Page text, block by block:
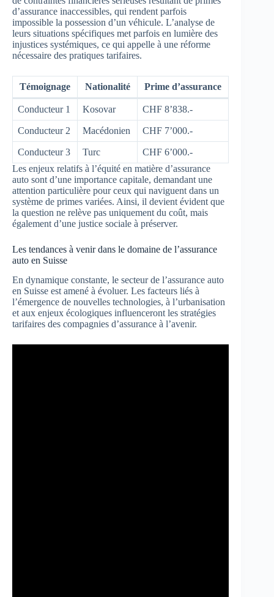
d’assurance inaccessibles, qui rendent parfois
impossible la possession d’un véhicule. L’analyse de
leurs situations spécifiques met parfois en lumière des
injustices systémiques, ce qui appelle à une réforme
nécessaire des pratiques tarifaires.
Témoignage Nationalité Prime d’assurance
Conducteur 1 Kosovar CHF 8’838.-
Conducteur 2 Macédonien CHF 7’000.-
Conducteur 3 Turc
CHF 6’000.-
Les enjeux relatifs à l’équité en matière d’assurance
auto sont d’une importance capitale, demandant une
attention particulière pour ceux qui naviguent dans un
système de primes variées. Ainsi, il devient évident que
la question ne relève pas uniquement du coût, mais
également d’une justice sociale à préserver.
Les tendances à venir dans le domaine de l’assurance
auto en Suisse
En dynamique constante, le secteur de l’assurance auto
en Suisse est amené à évoluer. Les facteurs liés à
l’émergence de nouvelles technologies, à l’urbanisation
et aux enjeux écologiques influenceront les stratégies
tarifaires des compagnies d’assurance à l’avenir.